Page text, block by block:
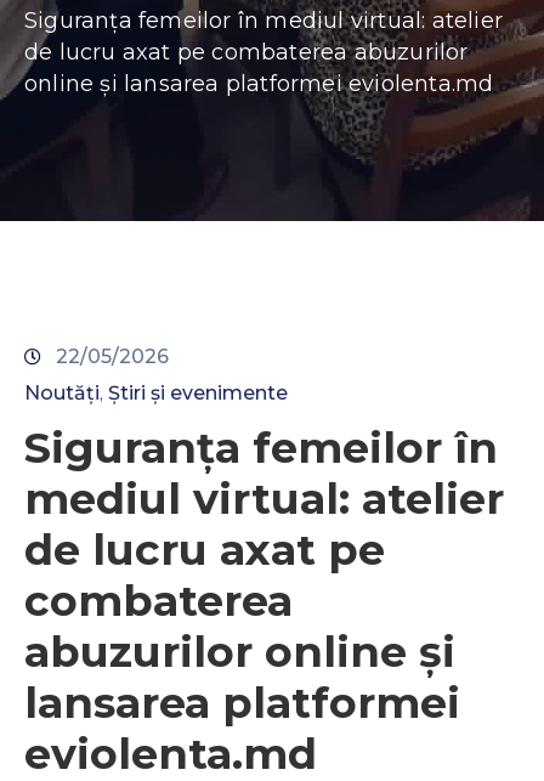
Siguranța femeilor în mediul virtual: atelier
de lucru axat pe combaterea abuzurilor
online și lansarea platformei eviolenta.md
22/05/2026
Noutăți‚ Știri și evenimente
Siguranța femeilor în
mediul virtual: atelier
de lucru axat pe
combaterea
abuzurilor online și
lansarea platformei
eviolenta.md